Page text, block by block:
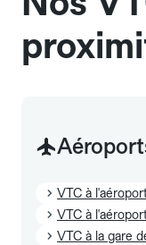
VTC à
VTC à
VTC à la gare